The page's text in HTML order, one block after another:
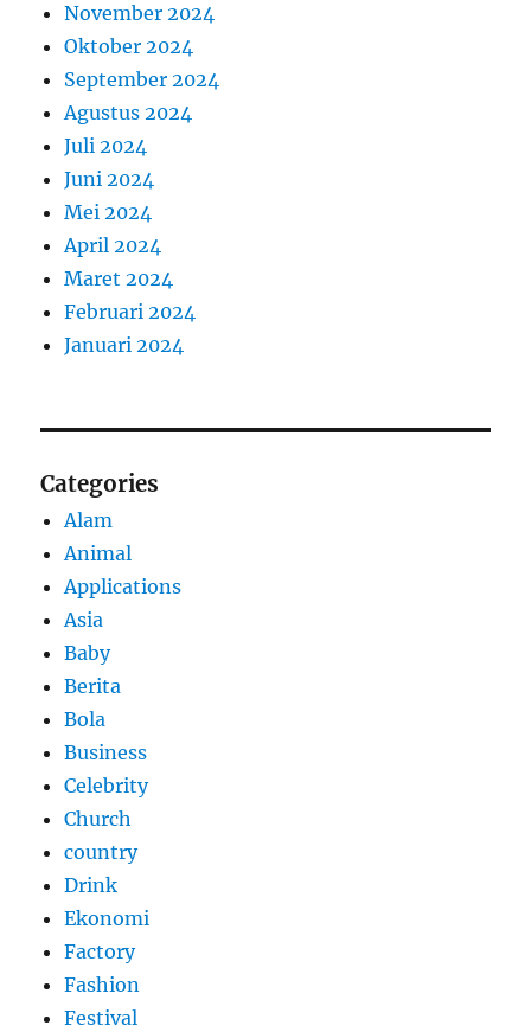
November 2024
Oktober 2024
September 2024
Agustus 2024
Juli 2024
Juni 2024
Mei 2024
April 2024
Maret 2024
Februari 2024
Januari 2024
Categories
Alam
Animal
Applications
Asia
Baby
Berita
Bola
Business
Celebrity
Church
country
Drink
Ekonomi
Factory
Fashion
Festival